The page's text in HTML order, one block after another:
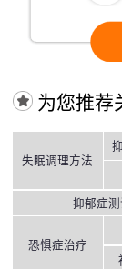
为您推荐
失眠调理方法
抑郁症
恐惧症治疗